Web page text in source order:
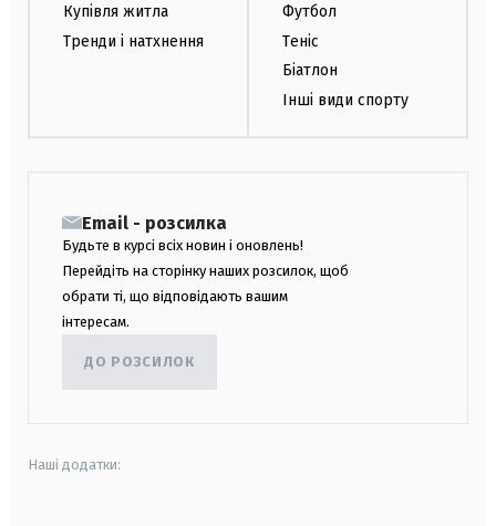
Купівля житла
Тренди і натхнення
Футбол
Теніс
Біатлон
Інші види спорту
Email - розсилка
Будьте в курсі всіх новин і оновлень!
Перейдіть на сторінку наших розсилок, щоб
обрати ті, що відповідають вашим
інтересам.
ДО РОЗСИЛОК
Наші додатки: